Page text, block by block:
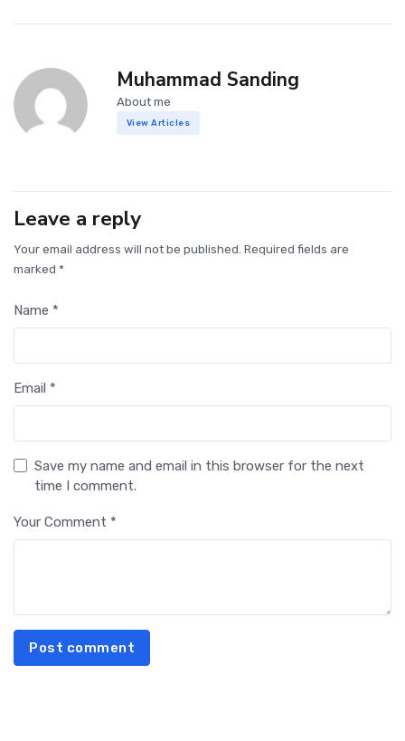
Muhammad Sanding
About me
View Articles
Leave a reply
Your email address will not be published. Required fields are
marked *
Name *
Email *
Save my name and email in this browser for the next
time I comment.
Your Comment *
Post comment